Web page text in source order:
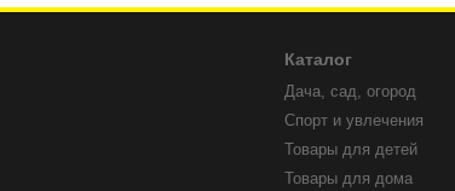
Каталог
Дача, сад, огород
Спорт и увлечения
Товары для детей
Товары для дома